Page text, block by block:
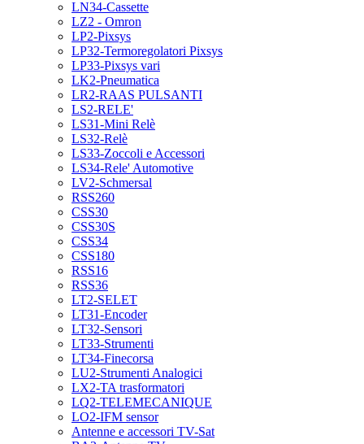
LN34-Cassette
LZ2 - Omron
LP2-Pixsys
LP32-Termoregolatori Pixsys
LP33-Pixsys vari
LK2-Pneumatica
LR2-RAAS PULSANTI
LS2-RELE'
LS31-Mini Relè
LS32-Relè
LS33-Zoccoli e Accessori
LS34-Rele' Automotive
LV2-Schmersal
RSS260
CSS30
CSS30S
CSS34
CSS180
RSS16
RSS36
LT2-SELET
LT31-Encoder
LT32-Sensori
LT33-Strumenti
LT34-Finecorsa
LU2-Strumenti Analogici
LX2-TA trasformatori
LQ2-TELEMECANIQUE
LO2-IFM sensor
Antenne e accessori TV-Sat